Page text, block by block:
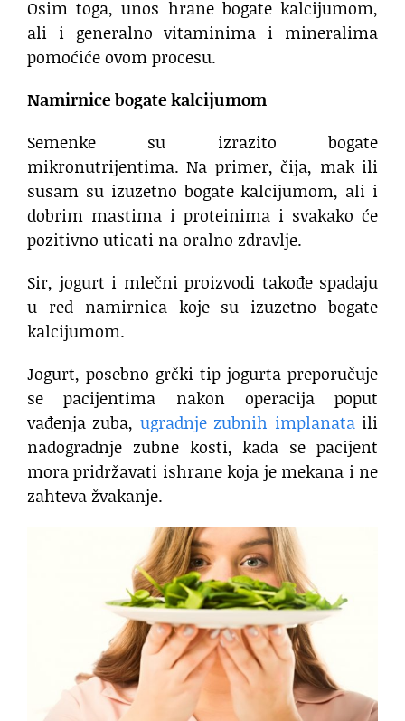
Osim toga, unos hrane bogate kalcijumom,
ali i generalno vitaminima i mineralima
pomoćiće ovom procesu.
Namirnice bogate kalcijumom
Semenke su izrazito bogate
mikronutrijentima. Na primer, čija, mak ili
susam su izuzetno bogate kalcijumom, ali i
dobrim mastima i proteinima i svakako će
pozitivno uticati na oralno zdravlje.
Sir, jogurt i mlečni proizvodi takođe spadaju
u red namirnica koje su izuzetno bogate
kalcijumom.
Jogurt, posebno grčki tip jogurta preporučuje
se pacijentima nakon operacija poput
vađenja zuba, ugradnje zubnih implanataili
nadogradnje zubne kosti, kada se pacijent
mora pridržavati ishrane koja je mekana i ne
zahteva žvakanje.